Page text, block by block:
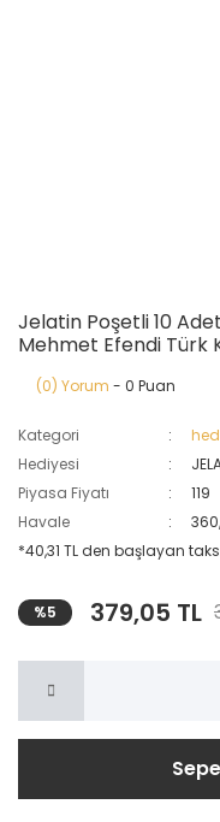
Jelatin Poşetli 10
Mehmet Efendi Türk
(0) Yorum - 0 Puan
Kategori
Hediyesi
Piyasa Fiyatı
119
Havale
*40,31 TL den başlayan
%5 379,05 TL